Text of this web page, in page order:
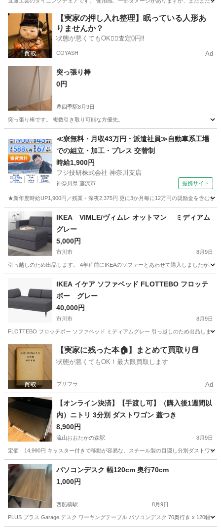
千葉 船橋市 塚田駅 椅子
【実家の押し入れ整理】眠っている人形あ
りませんか？
状態が悪くてもOK🙆‍♀️査定0円‼️
COYASH Ad
突っ張り棒
0円
豊四季駅8月9日
突っ張り棒です。 複数引き取り可能な方優先。
豊四季駅 インテリア雑貨/小物 突っ張り棒
≪寮無料・月収43万円・派遣社員≫自動車系工場
での組立・加工・プレス 交替制
時給1,900円
フジ技研株式会社 神奈川支店
神奈川県 藤沢市 提携サイト
★新年度時給UP1,900円／残業・深夜2,375円 更に3か月毎に12万円の奨励金を含む
神奈川
IKEA VIMLE/ヴィムレ オットマン ミディアム
グレー
5,000円
市川市 8月9日
引っ越しのため出品します。 4年程前にIKEAのソファーとあわせて購入しましたが、
IKEA イケア ソファベッド FLOTTEBO フロッテ
ボー グレー
40,000円
市川市 8月9日
FLOTTEBO フロッテボー ソファベッド ミディアムグレー 引っ越しのため出品しま
千葉 市川市 ソファ
【実家に残った本🏠】まとめて買取り📕
状態が悪くてもOK！最大限買取します
プリフラ Ad
【オンライン決済】【手渡し可】（購入後1週間以
内）ニトリ 3分別 ダストワゴン 蓋つき
8,900円
流山おおたかの森駅 8月9日
定価 14,990円 キャスター付きで移動が容易な、スチール製の目隠し分別ダストワゴ
千葉 流山市 流山おおたかの森駅 インテリア雑貨/小物
パソコンデスク 幅120cm 奥行70cm
1,000円
西船橋駅 8月9日
PLUS プラス Garage デスク ワーキングテーブル パソコンデスク 70奥行き x 120幅